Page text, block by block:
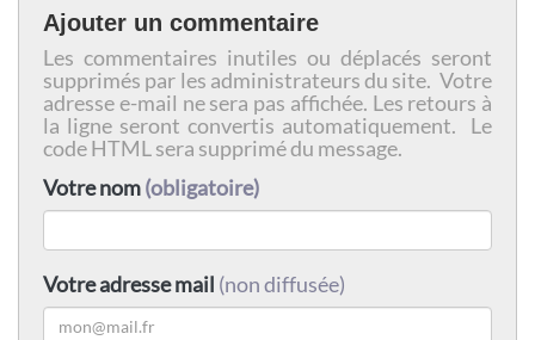
Ajouter un commentaire
Les commentaires inutiles ou déplacés seront
supprimés par les administrateurs du site. Votre
adresse e-mail ne sera pas affichée. Les retours à
la ligne seront convertis automatiquement. Le
code HTML sera supprimé du message.
Votre nom(obligatoire)
Votre adresse mail (non diffusée)